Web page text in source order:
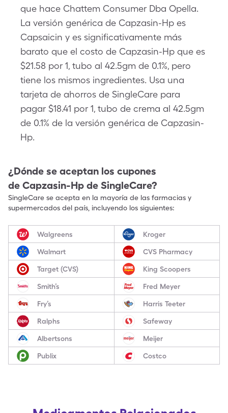
que hace Chattem Consumer Dba Opella.
La versión genérica de Capzasin-Hp es
Capsaicin y es significativamente más
barato que el costo de Capzasin-Hp que es
$21.58 por 1, tubo al 42.5gm de 0.1%, pero
tiene los mismos ingredientes. Usa una
tarjeta de ahorros de SingleCare para
pagar $18.41 por 1, tubo de crema al 42.5gm
de 0.1% de la versión genérica de Capzasin-
Hp.
¿Dónde se aceptan los cupones
de Capzasin-Hp de SingleCare?
SingleCare se acepta en la mayoría de las farmacias y
supermercados del país, incluyendo los siguientes:
Walgreens Kroger
Walmart CVS Pharmacy
Target (CVS) King Scoopers
Smith’s Fred Meyer
Fry’s Harris Teeter
Ralphs Safeway
Albertsons Meijer
Publix Costco